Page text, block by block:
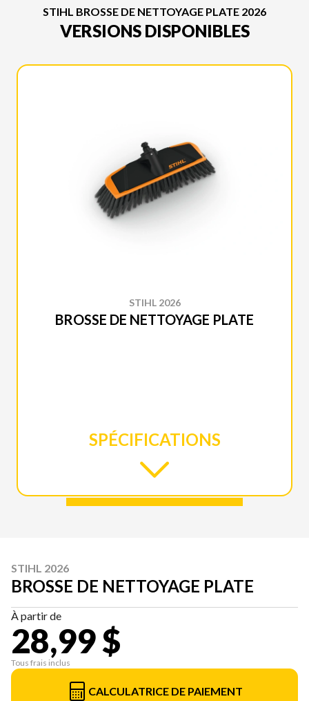
STIHL BROSSE DE NETTOYAGE PLATE 2026
VERSIONS DISPONIBLES
STIHL 2026
BROSSE DE NETTOYAGE PLATE
SPÉCIFICATIONS
STIHL 2026
BROSSE DE NETTOYAGE PLATE
À partir de
28,99 $
Tous frais inclus
CALCULATRICE DE PAIEMENT